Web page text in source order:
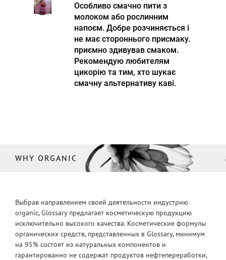
Особливо смачно пити з
молоком або рослинним
напоєм. Добре розчиняється і
не має стороннього присмаку.
приємно здивував смаком.
Рекомендую любителям
цикорію та тим, хто шукає
смачну альтернативу каві.
WHY ORGANIC
Выбрав направлением своей деятельности индустрию
organic, Glossary предлагает косметическую продукцию
исключительно высокого качества. Косметические формулы
органических средств, представленных в Glossary, минимум
на 95% состоят из натуральных компонентов и
гарантированно не содержат продуктов нефтепереработки,